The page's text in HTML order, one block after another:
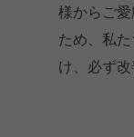
様からご
ため、私
け、必ず